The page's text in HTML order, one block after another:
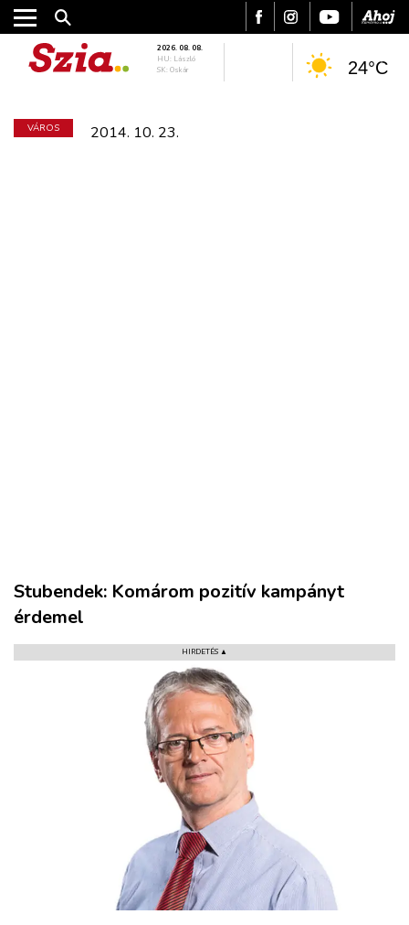
RÉGIÓ
PODCAST
MIX
2026. 08. 08.
HU: László
SK: Oskár
24°C
VÁROS 2014. 10. 23.
Stubendek: Komárom pozitív kampányt
érdemel
HIRDETÉS ▲